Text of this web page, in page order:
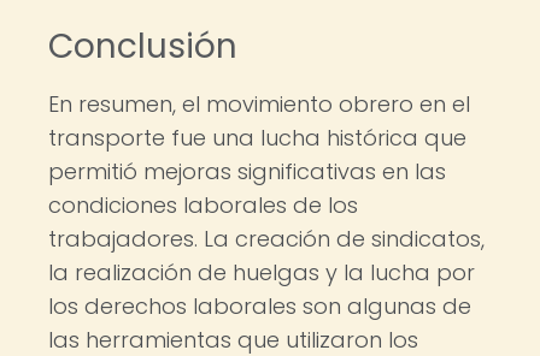
Conclusión
En resumen, el movimiento obrero en el
transporte fue una lucha histórica que
permitió mejoras significativas en las
condiciones laborales de los
trabajadores. La creación de sindicatos,
la realización de huelgas y la lucha por
los derechos laborales son algunas de
las herramientas que utilizaron los